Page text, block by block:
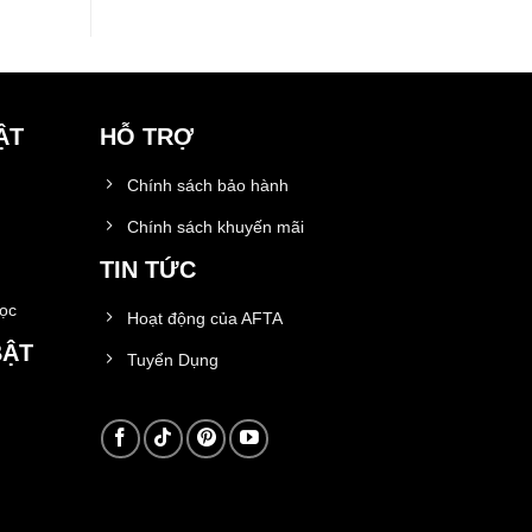
HỖ TRỢ
Chính sách bảo hành
Chính sách khuyến mãi
TIN TỨC
Hoạt động của AFTA
Tuyển Dụng